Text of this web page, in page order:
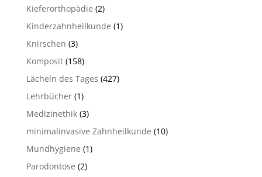
Kieferorthopädie (2)
Kinderzahnheilkunde (1)
Knirschen (3)
Komposit(158)
Lächeln des Tages (427)
Lehrbücher(1)
Medizinethik(3)
minimalinvasive Zahnheilkunde (10)
Mundhygiene (1)
Parodontose (2)